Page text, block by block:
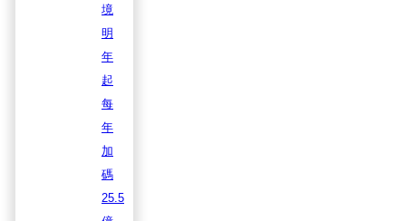
境
明
年
起
每
年
加
碼
25.5